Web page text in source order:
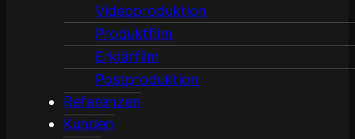
Imagefilm
Werbefilm
Videoproduktion
Produktfilm
Erklärfilm
Postproduktion